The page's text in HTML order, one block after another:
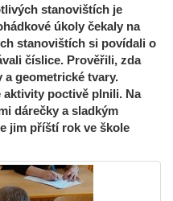
stanovištích je
úkoly čekaly na
stanovištích si povídali o
číslice. Prověřili, zda
geometrické tvary.
poctivě plnili. Na
dárečky a sladkým
jim příští rok ve škole